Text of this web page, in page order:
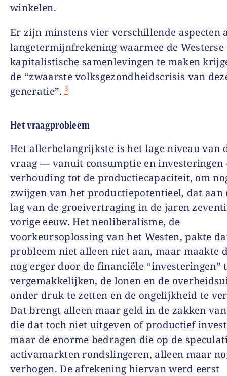
winkelen.
Er zijn minstens vier verschillende aspecten
langetermijnfrekening waarmee de Westerse
kapitalistische samenlevingen te maken
de “zwaarste volksgezondheidscrisis van
generatie”. 3
Het vraagprobleem
Het allerbelangrijkste is het lage niveau van
vraag — vanuit consumptie en
verhouding tot de productiecapaciteit, om
zwijgen van het productiepotentieel, dat aan
lag van de groeivertraging in de jaren
vorige eeuw. Het neoliberalisme, de
voorkeursoplossing van het Westen, pakte
probleem niet alleen niet aan, maar maakte
nog erger door de financiële “investeringen”
vergemakkelijken, de lonen en de
onder druk te zetten en de ongelijkheid te
Dat brengt alleen maar geld in de zakken
die dat toch niet uitgeven of productief
maar de enorme bedragen die op de
activamarkten rondslingeren, alleen maar
verhogen. De afrekening hiervan werd eerst